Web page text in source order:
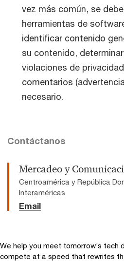
vez más común, se
herramientas de
identificar contenido
su contenido,
violaciones de
comentarios
necesario.
Contáctanos
Mercadeo y
Centroamérica y República
Interaméricas
Email
We help you meet tomorrow’s tech
compete at a speed that rewrites